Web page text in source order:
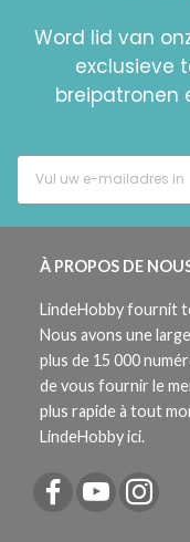
Word lid van
exclusieve
breipatronen
À PROPOS DE
LindeHobby fournit
Nous avons une
plus de 15 000
de vous fournir le
plus rapide à tout
LindeHobby ici.